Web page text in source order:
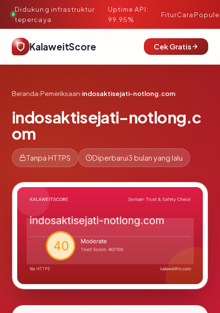
Didukung infrastruktur
tepercaya
·
Uptime API:
99.95%
FiturCara
KalaweitScore Cek Gratis
Beranda›Pemeriksaan›indosaktisejati-notlong.com
indosaktisejati-notlong.c
om
Tanpa HTTPS Diperbarui3 bulan yang lalu